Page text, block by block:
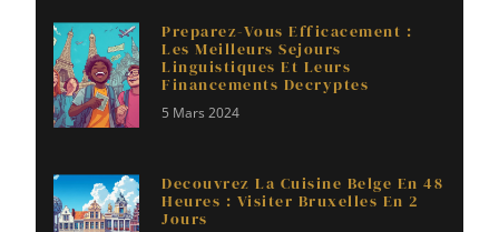
Preparez-Vous Efficacement :
Les Meilleurs Sejours
Linguistiques Et Leurs
Financements Decryptes
5 Mars 2024
Decouvrez La Cuisine Belge En 48
Heures : Visiter Bruxelles En 2
Jours